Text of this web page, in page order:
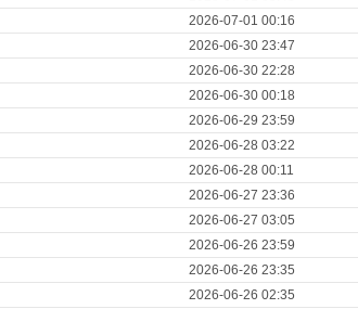
2026-07-01 00:16
2026-06-30 23:47
2026-06-30 22:28
2026-06-30 00:18
2026-06-29 23:59
2026-06-28 03:22
2026-06-28 00:11
2026-06-27 23:36
2026-06-27 03:05
2026-06-26 23:59
2026-06-26 23:35
2026-06-26 02:35